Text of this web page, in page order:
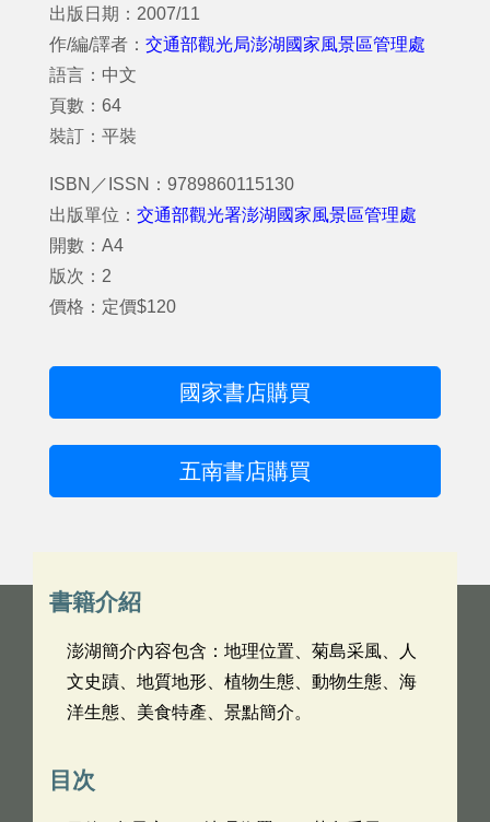
出版日期：2007/11
作/編/譯者： 交通部觀光局澎湖國家風景區管理處
語言：中文
頁數：64
裝訂：平裝
ISBN／ISSN：9789860115130
出版單位： 交通部觀光署澎湖國家風景區管理處
開數：A4
版次：2
價格：定價$120
國家書店購買
五南書店購買
書籍介紹
澎湖簡介內容包含：地理位置、菊島采風、人
文史蹟、地質地形、植物生態、動物生態、海
洋生態、美食特產、景點簡介。
目次